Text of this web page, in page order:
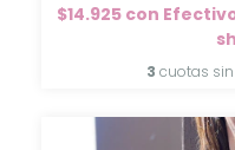
$14.925 con
3 cuotas